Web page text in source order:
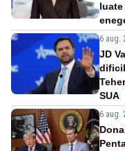
6 aug.
JD
SUA
6 aug.